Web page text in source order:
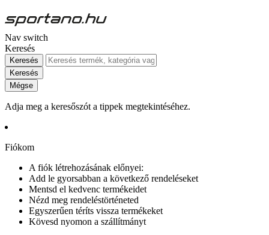
Nav switch
Keresés
Keresés
Keresés
Mégse
Adja meg a keresőszót a tippek megtekintéséhez.
Fiókom
A fiók létrehozásának előnyei:
Add le gyorsabban a következő rendeléseket
Mentsd el kedvenc termékeidet
Nézd meg rendeléstörténeted
Egyszerűen téríts vissza termékeket
Kövesd nyomon a szállítmányt